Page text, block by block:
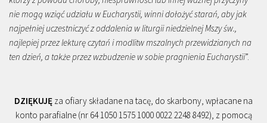
nie mogą wziąć udziału w Eucharystii, winni dołożyć starań, aby jak
najpełniej uczestniczyć z oddalenia w liturgii niedzielnej Mszy św.,
najlepiej przez lekturę czytań i modlitw mszalnych przewidzianych na
ten dzień, a także przez wzbudzenie w sobie pragnienia Eucharystii”.
DZIĘKUJĘ za ofiary składane na tacę, do skarbony, wpłacane na
konto parafialne (nr 64 1050 1575 1000 0022 2248 8492), z pomocą